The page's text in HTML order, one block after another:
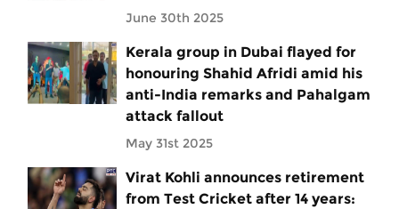
June 30th 2025
Kerala group in Dubai flayed for
honouring Shahid Afridi amid his
anti-India remarks and Pahalgam
attack fallout
May 31st 2025
Virat Kohli announces retirement
from Test Cricket after 14 years: